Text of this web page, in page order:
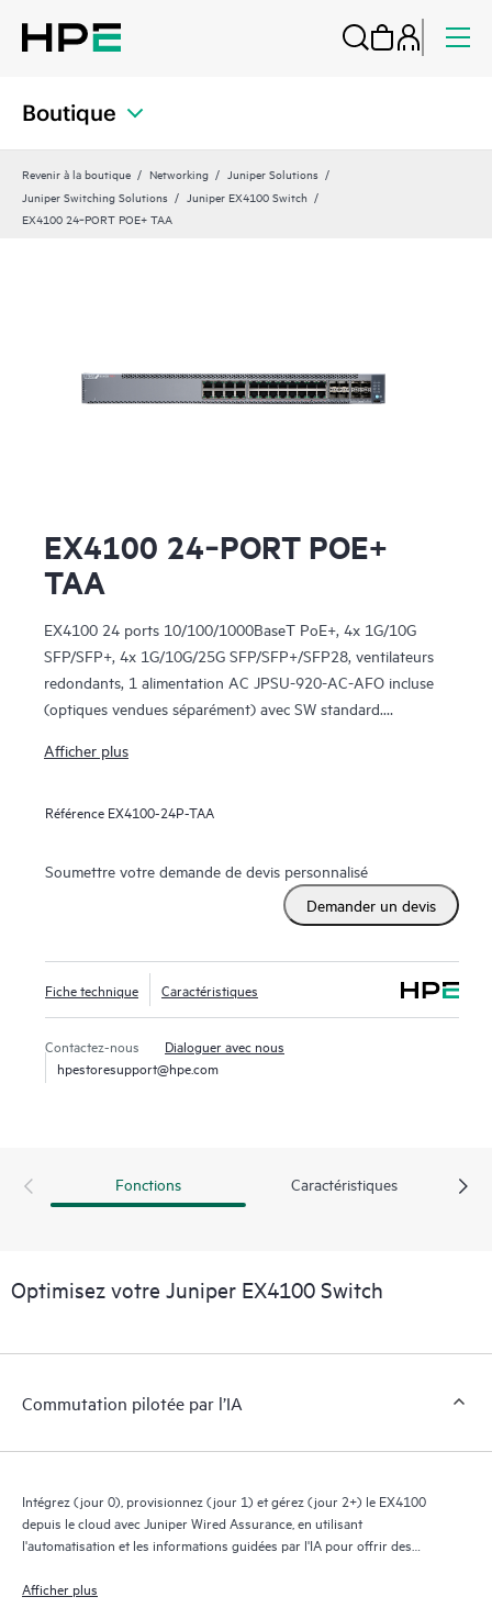
Boutique
Revenir à la boutique Networking
Juniper Solutions
Juniper Switching Solutions
Juniper EX4100 Switch
EX4100 24‑PORT POE+ TAA
EX4100 24‑PORT POE+
TAA
EX4100 24 ports 10/100/1000BaseT PoE+, 4x 1G/10G
SFP/SFP+, 4x 1G/10G/25G SFP/SFP+/SFP28, ventilateurs
redondants, 1 alimentation AC JPSU-920-AC-AFO incluse
(optiques vendues séparément) avec SW standard.
Afficher plus
Référence EX4100-24P-TAA
Soumettre votre demande de devis personnalisé
Demander un devis
Fiche technique Caractéristiques
Contactez-nous
Dialoguer avec nous
hpestoresupport@hpe.com
Fonctions Caractéristiques
Optimisez votre Juniper EX4100 Switch
Commutation pilotée par l’IA
Intégrez (jour 0), provisionnez (jour 1) et gérez (jour 2+) le EX4100
depuis le cloud avec Juniper Wired Assurance, en utilisant
l'automatisation et les informations guidées par l'IA pour offrir des
finaux et aux appareils connectés.
Afficher plus